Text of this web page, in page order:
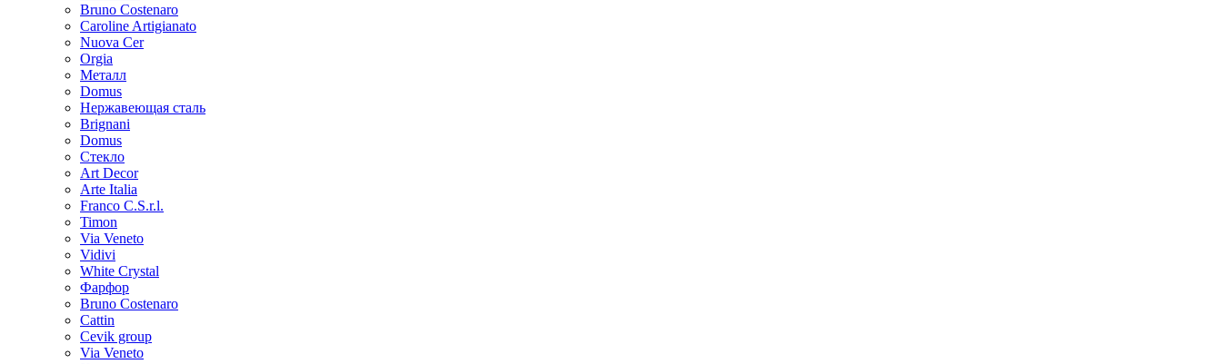
Bruno Costenaro
Caroline Artigianato
Nuova Cer
Orgia
Металл
Domus
Нержавеющая сталь
Brignani
Domus
Стекло
Art Decor
Arte Italia
Franco C.S.r.l.
Timon
Via Veneto
Vidivi
White Crystal
Фарфор
Bruno Costenaro
Cattin
Cevik group
Via Veneto